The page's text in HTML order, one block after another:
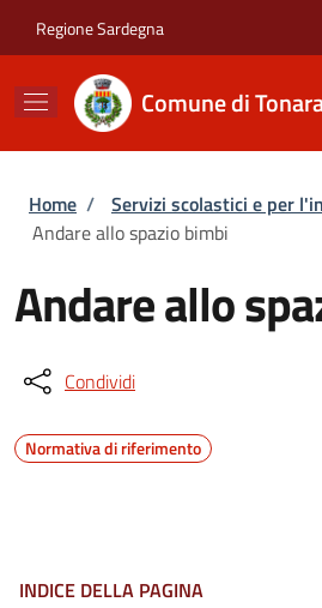
Regione Sardegna
Comune di
Briciole di pane
Home / Servizi scolastici e per
Andare allo spazio bimbi
Andare allo
Condividi
Normativa di riferimento
INDICE DELLA PAGINA